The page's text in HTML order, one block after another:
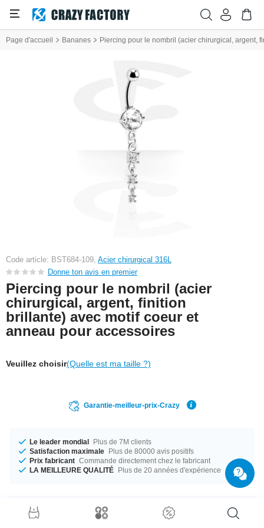
Page d'accueil Bananes Piercing pour le nombril (acier chirurgical, argent,
Code article: BST684-109, Acier chirurgical 316L
Donne ton avis en premier
Piercing pour le nombril (acier
chirurgical, argent, finition
brillante) avec motif coeur et
anneau pour accessoires
Veuillez choisir(Quelle est ma taille ?)
Garantie-meilleur-prix-Crazy
Le leader mondial Plus de 7M clients
Satisfaction maximale Plus de 80000 avis positifs
Prix fabricant Commande directement chez le fabricant
LA MEILLEURE QUALITÉ Plus de 20 années d'expérience